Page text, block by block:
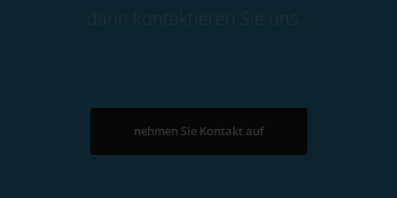
dann kontaktieren Sie uns…
nehmen Sie Kontakt auf